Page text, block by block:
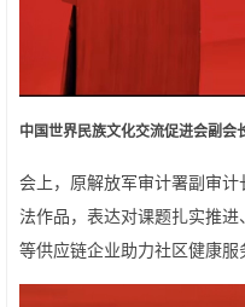
中国世界民族文化交流促进会副会
会上，原解放军审计署副审
法作品，表达对课题扎实推
等供应链企业助力社区健康服